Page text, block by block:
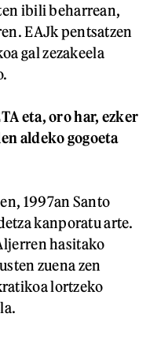
ibili beharrean,
EAJk pentsatzen
gal zezakeela
eta, oro har, ezker
aldeko gogoeta
1997an Santo
kanporatu arte.
hasitako
zuena zen
lortzeko